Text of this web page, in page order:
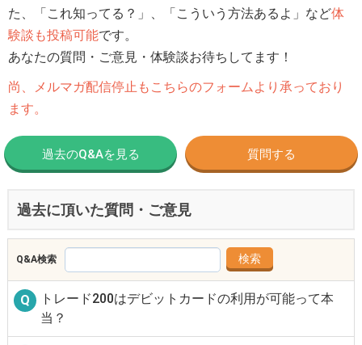
た、「これ知ってる？」、「こういう方法あるよ」など体
験談も投稿可能です。
あなたの質問・ご意見・体験談お待ちしてます！
尚、メルマガ配信停止もこちらのフォームより承っており
ます。
過去のQ&Aを見る 質問する
過去に頂いた質問・ご意見
Q&A検索
トレード200はデビットカードの利用が可能って本
当？